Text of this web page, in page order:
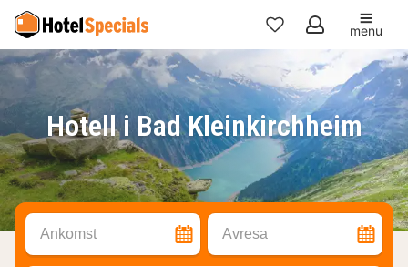
Mina
favoriter
menu
Hotell i Bad Kleinkirchheim
Ankomst Avresa